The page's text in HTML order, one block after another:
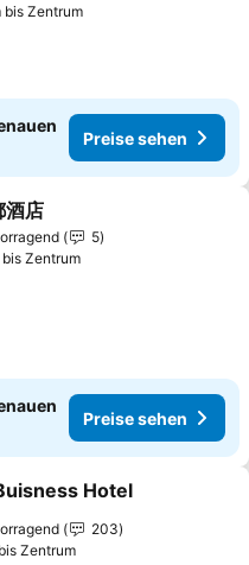
bis Zentrum
Preise sehen
hinzufügen
酒店
5
bis Zentrum
Preise sehen
hinzufügen
Hotel
203
Zentrum